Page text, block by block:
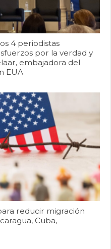
4 periodistas
por la verdad y
embajadora del
EUA
reducir migración
Cuba,